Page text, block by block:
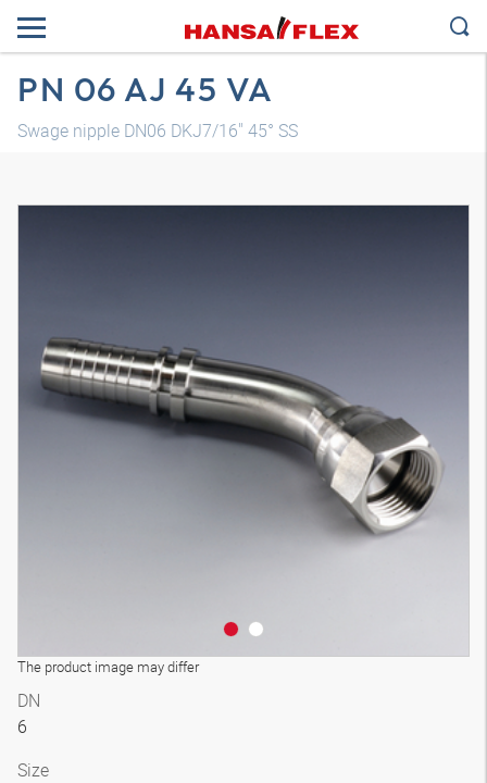
PN 06 AJ 45 VA
Swage nipple DN06 DKJ7/16" 45° SS
The product image may differ
DN
6
Size